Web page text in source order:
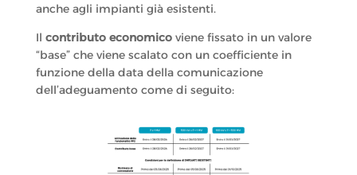
anche agli impianti già esistenti.
Il contributo economico viene fissato in un valore
“base” che viene scalato con un coefficiente in
funzione della data della comunicazione
dell’adeguamento come di seguito: